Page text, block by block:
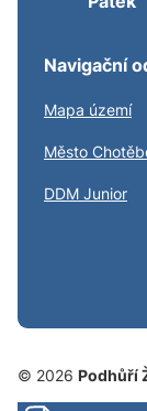
Navigační
Mapa území
Město
DDM Junior
© 2026 Podhůří